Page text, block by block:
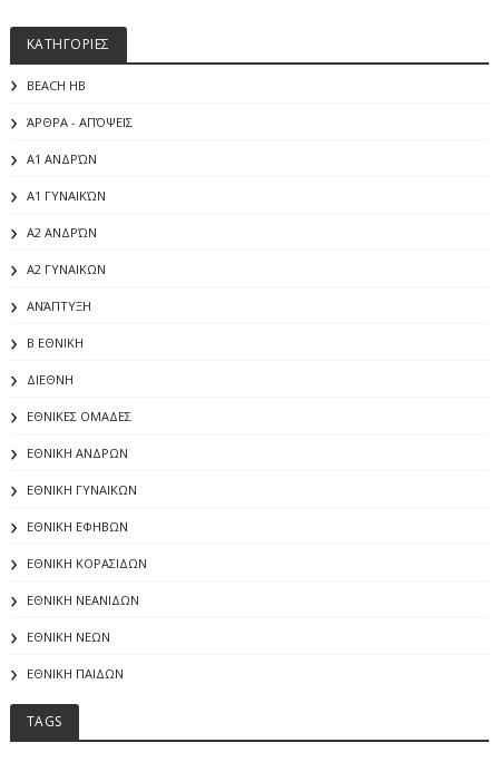
ΚΑΤΗΓΟΡΙΕΣ
BEACH HB
ΆΡΘΡΑ - ΑΠΌΨΕΙΣ
Α1 ΑΝΔΡΏΝ
Α1 ΓΥΝΑΙΚΏΝ
Α2 ΑΝΔΡΏΝ
Α2 ΓΥΝΑΙΚΩΝ
ΑΝΆΠΤΥΞΗ
Β ΕΘΝΙΚΗ
ΔΙΕΘΝΗ
ΕΘΝΙΚΕΣ ΟΜΑΔΕΣ
ΕΘΝΙΚΗ ΑΝΔΡΩΝ
ΕΘΝΙΚΗ ΓΥΝΑΙΚΩΝ
ΕΘΝΙΚΗ ΕΦΗΒΩΝ
ΕΘΝΙΚΗ ΚΟΡΑΣΙΔΩΝ
ΕΘΝΙΚΗ ΝΕΑΝΙΔΩΝ
ΕΘΝΙΚΗ ΝΕΩΝ
ΕΘΝΙΚΗ ΠΑΙΔΩΝ
TAGS